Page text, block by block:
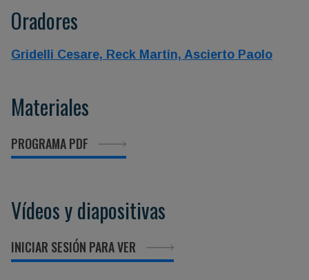
Oradores
Gridelli Cesare, Reck Martin, Ascierto Paolo
Materiales
PROGRAMA PDF
Vídeos y diapositivas
INICIAR SESIÓN PARA VER